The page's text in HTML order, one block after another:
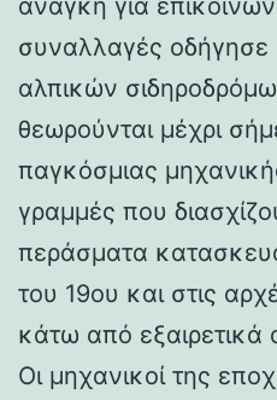
συναλλαγές οδήγησε
αλπικών
θεωρούνται μέχρι
παγκόσμιας
γραμμές που
περάσματα
του 19ου και στις
κάτω από εξαιρετικά
Οι μηχανικοί της